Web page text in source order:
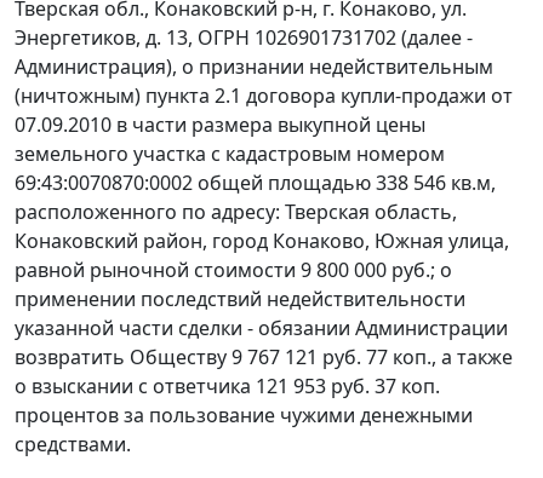
Тверская обл., Конаковский р-н, г. Конаково, ул.
Энергетиков, д. 13, ОГРН 1026901731702 (далее -
Администрация), о признании недействительным
(ничтожным) пункта 2.1 договора купли-продажи от
07.09.2010 в части размера выкупной цены
земельного участка с кадастровым номером
69:43:0070870:0002 общей площадью 338 546 кв.м,
расположенного по адресу: Тверская область,
Конаковский район, город Конаково, Южная улица,
равной рыночной стоимости 9 800 000 руб.; о
применении последствий недействительности
указанной части сделки - обязании Администрации
возвратить Обществу 9 767 121 руб. 77 коп., а также
о взыскании с ответчика 121 953 руб. 37 коп.
процентов за пользование чужими денежными
средствами.